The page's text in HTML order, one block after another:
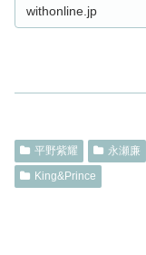
withonline.jp
平野紫耀 永瀬廉
King&Prince